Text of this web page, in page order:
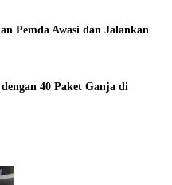
Pemda Awasi dan Jalankan
40 Paket Ganja di